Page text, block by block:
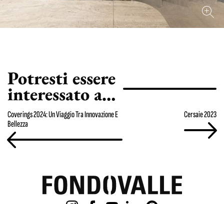
Potresti essere
interessato a…
Coverings 2024: Un Viaggio Tra Innovazione E
Bellezza
Cersaie 2023